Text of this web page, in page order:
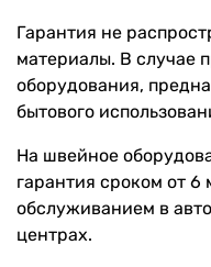
Гарантия не
материалы. В случае
оборудования,
бытового
На швейное
гарантия сроком от 6
обслуживанием в
центрах.